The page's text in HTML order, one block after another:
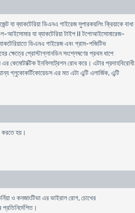
যা ব্যাকটেরিয়া ডিএনএ গাইরেজ সুপারকয়লিং ক্রিয়াকে বাধা
এল-আইসোমার যা ব্যাকটেরিয়া টাইপ II টপোআইসোমারেজ-
ডিএনএ গাইরেজ এবং গ্রাম-পজিটিভ
ক্ষেত্রে প্রোস্টাগ্লানডিন সংশ্লেষণের প্রথম ধাপে
কেমোটাক্টিক ইনফিলট্রেশন রোধ করে। এটার প্রদাহবিরোধী
গ্লুকোকর্টিকোয়েডস এর মত এটা এন্টি এলার্জিক, এন্টি
করতে হয়।
ও কনজাংটিভা এর ভাইরাল রোগ, চোখের